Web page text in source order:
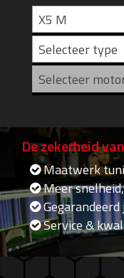
X5 M
Selecteer type
Selecteer
De zekerheid
Maatwerk
Meer
Service &